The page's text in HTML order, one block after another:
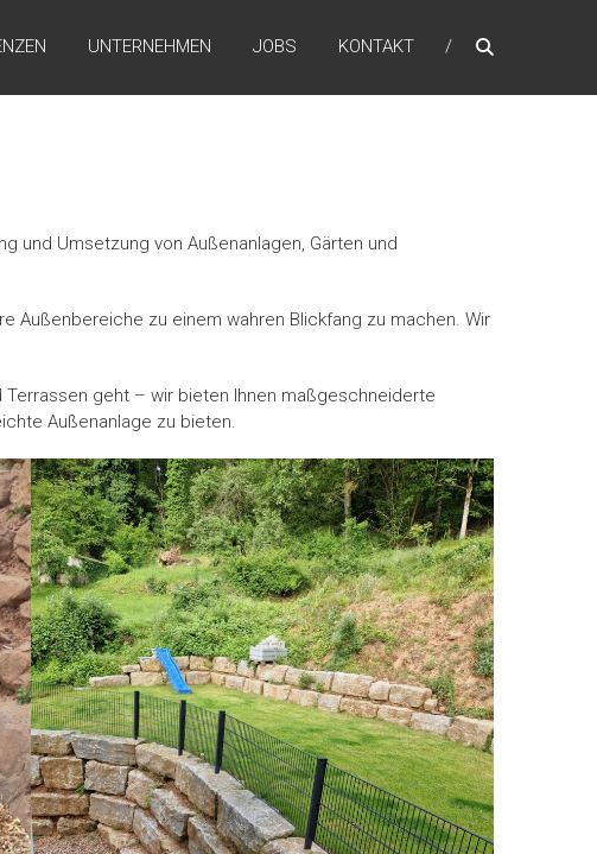
UNTERNEHMEN JOBS KONTAKT
und Umsetzung von Außenanlagen, Gärten und
Außenbereiche zu einem wahren Blickfang zu machen. Wir
geht – wir bieten Ihnen maßgeschneiderte
Außenanlage zu bieten.